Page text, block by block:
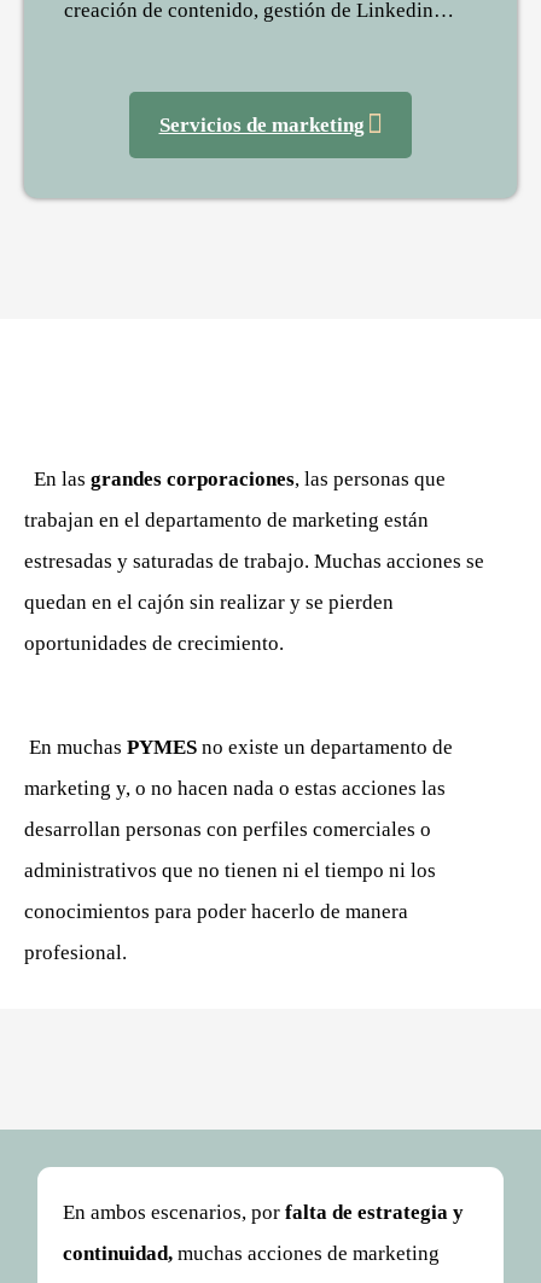
creación de contenido, gestión de Linkedin…
Servicios de marketing
En las grandes corporaciones, las personas que
trabajan en el departamento de marketing están
estresadas y saturadas de trabajo. Muchas acciones se
quedan en el cajón sin realizar y se pierden
oportunidades de crecimiento.
En muchas PYMES no existe un departamento de
marketing y, o no hacen nada o estas acciones las
desarrollan personas con perfiles comerciales o
administrativos que no tienen ni el tiempo ni los
conocimientos para poder hacerlo de manera
profesional.
En ambos escenarios, por falta de estrategia y
continuidad, muchas acciones de marketing